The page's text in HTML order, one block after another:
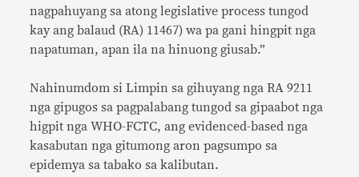
nagpahuyang sa atong legislative process tungod
kay ang balaud (RA) 11467) wa pa gani hingpit nga
napatuman, apan ila na hinuong giusab.”
Nahinumdom si Limpin sa gihuyang nga RA 9211
nga gipugos sa pagpalabang tungod sa gipaabot nga
higpit nga WHO-FCTC, ang evidenced-based nga
kasabutan nga gitumong aron pagsumpo sa
epidemya sa tabako sa kalibutan.